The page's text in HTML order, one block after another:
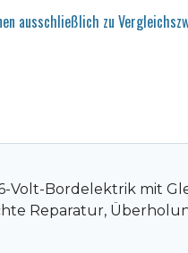
ausschließlich zu
Volt-Bordelektrik mit
Reparatur,